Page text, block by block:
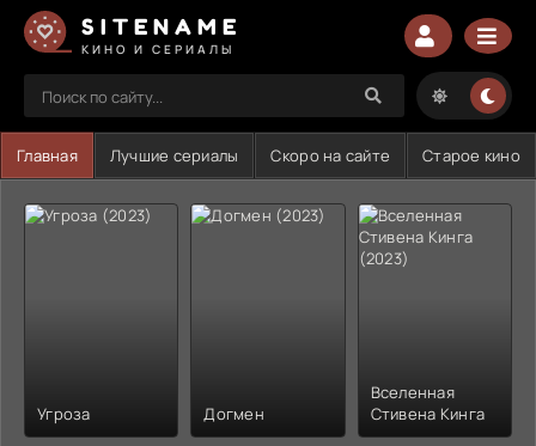
SITENAME
КИНО И СЕРИАЛЫ
Главная Лучшие сериалы Скоро на сайте Старое кино
Угроза Догмен
Вселенная
Стивена Кинга